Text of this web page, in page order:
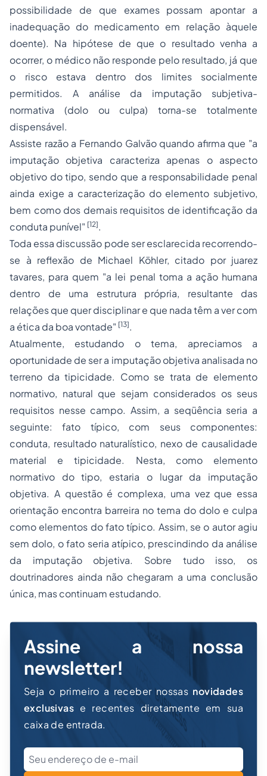
possibilidade de que exames possam apontar a
inadequação do medicamento em relação àquele
doente). Na hipótese de que o resultado venha a
ocorrer, o médico não responde pelo resultado, já que
o risco estava dentro dos limites socialmente
permitidos. A análise da imputação subjetiva-
normativa (dolo ou culpa) torna-se totalmente
dispensável.
Assiste razão a Fernando Galvão quando afirma que "a
imputação objetiva caracteriza apenas o aspecto
objetivo do tipo, sendo que a responsabilidade penal
ainda exige a caracterização do elemento subjetivo,
bem como dos demais requisitos de identificação da
conduta punível" [12].
Toda essa discussão pode ser esclarecida recorrendo-
se à reflexão de Michael Köhler, citado por juarez
tavares, para quem "a lei penal toma a ação humana
dentro de uma estrutura própria, resultante das
relações que quer disciplinar e que nada têm a ver com
a ética da boa vontade" [13].
Atualmente, estudando o tema, apreciamos a
oportunidade de ser a imputação objetiva analisada no
terreno da tipicidade. Como se trata de elemento
normativo, natural que sejam considerados os seus
requisitos nesse campo. Assim, a seqüência seria a
seguinte: fato típico, com seus componentes:
conduta, resultado naturalístico, nexo de causalidade
material e tipicidade. Nesta, como elemento
normativo do tipo, estaria o lugar da imputação
objetiva. A questão é complexa, uma vez que essa
orientação encontra barreira no tema do dolo e culpa
como elementos do fato típico. Assim, se o autor agiu
sem dolo, o fato seria atípico, prescindindo da análise
da imputação objetiva. Sobre tudo isso, os
doutrinadores ainda não chegaram a uma conclusão
única, mas continuam estudando.
Assine a nossa
newsletter!
Seja o primeiro a receber nossas novidades
exclusivas e recentes diretamente em sua
caixa de entrada.